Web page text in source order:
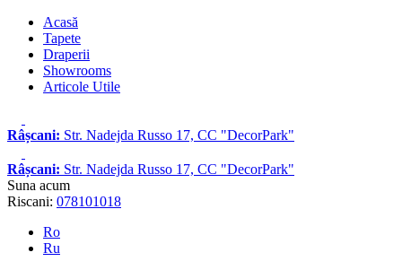
Acasă
Tapete
Draperii
Showrooms
Articole Utile
Râșcani: Str. Nadejda Russo 17, CC "DecorPark"
Râșcani: Str. Nadejda Russo 17, CC "DecorPark"
Suna acum
Riscani: 078101018
Ro
Ru